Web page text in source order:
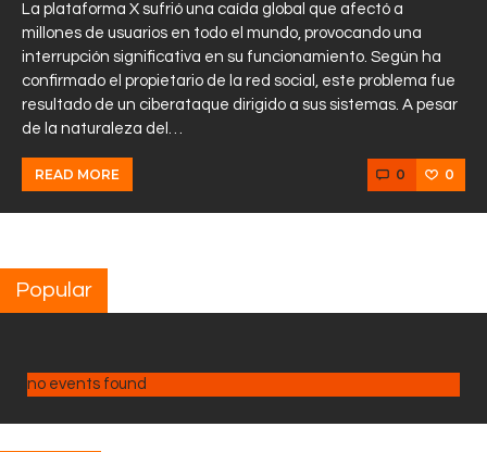
La plataforma X sufrió una caída global que afectó a
millones de usuarios en todo el mundo, provocando una
interrupción significativa en su funcionamiento. Según ha
confirmado el propietario de la red social, este problema fue
resultado de un ciberataque dirigido a sus sistemas. A pesar
de la naturaleza del…
READ MORE 0 0
Popular
no events found